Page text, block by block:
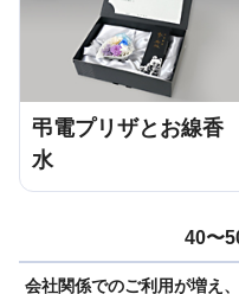
弔電プリザとお線香
水
40〜
会社関係でのご利用が増え